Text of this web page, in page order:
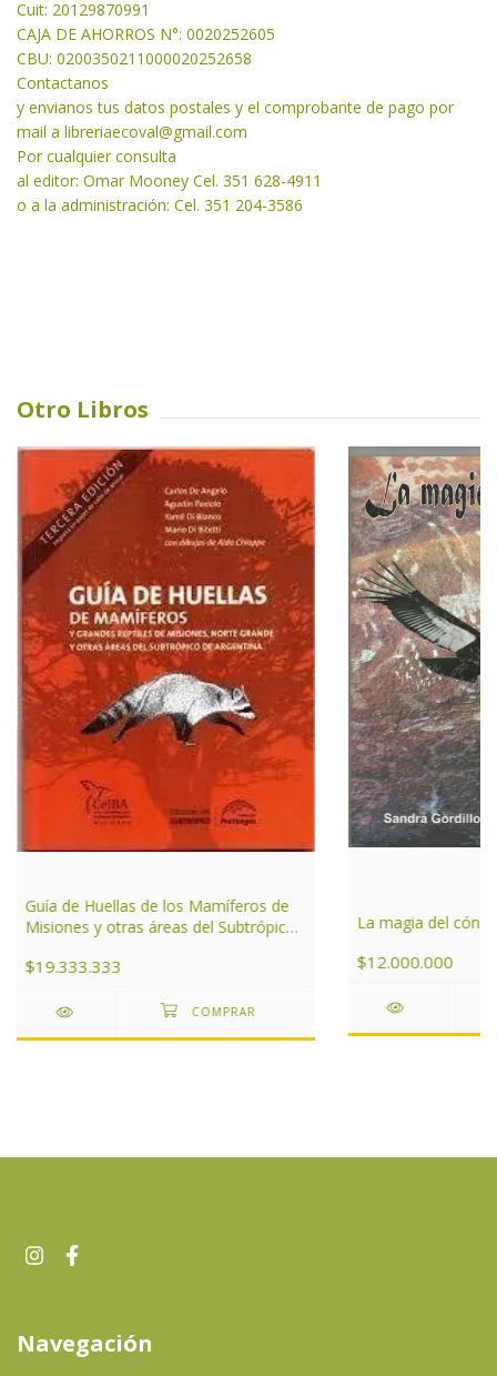
Cuit: 20129870991
CAJA DE AHORROS N°: 0020252605
CBU: 0200350211000020252658
Contactanos
y envianos tus datos postales y el comprobante de pago por
mail a libreriaecoval@gmail.com
Por cualquier consulta
al editor: Omar Mooney Cel. 351 628-4911
o a la administración: Cel. 351 204-3586
Otro Libros
Guía de Huellas de los Mamíferos de
Misiones y otras áreas del Subtrópico
$19.333.333
La magia del
$12.000.000
Navegación